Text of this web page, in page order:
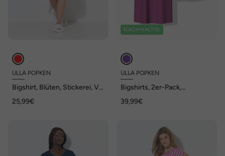
ULLA POPKEN
Bigshirt, Blüten, Stickerei, V-
25,99€
NACHHALTIG
ULLA POPKEN
Bigshirts, 2er-Pack,
Halbarm
39,99€